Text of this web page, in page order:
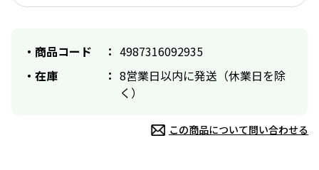
商品コード
4987316092935
在庫
8営業日以内に発送（休業日を除
く）
この商品について問い合わせる